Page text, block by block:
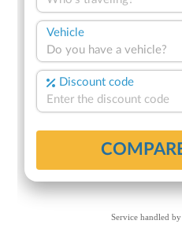
Service handled by